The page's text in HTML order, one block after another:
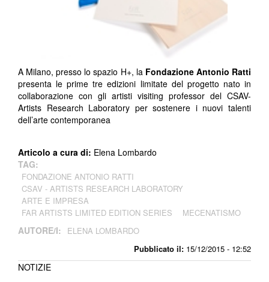
Pubblicato il: 15/12/2015 - 12:52
A Milano, presso lo spazio H+, la Fondazione Antonio Ratti
presenta le prime tre edizioni limitate del progetto nato in
collaborazione con gli artisti visiting professor del CSAV-
Artists Research Laboratory per sostenere i nuovi talenti
dell’arte contemporanea
Articolo a cura di: Elena Lombardo
TAG:
FONDAZIONE ANTONIO RATTI
CSAV - ARTISTS RESEARCH LABORATORY
ARTE E IMPRESA
FAR ARTISTS LIMITED EDITION SERIES
MECENATISMO
AUTORE/I: ELENA LOMBARDO
NOTIZIE